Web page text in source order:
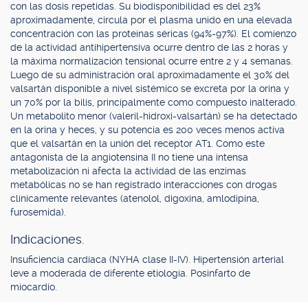
con las dosis repetidas. Su biodisponibilidad es del 23%
aproximadamente, circula por el plasma unido en una elevada
concentración con las proteínas séricas (94%-97%). El comienzo
de la actividad antihipertensiva ocurre dentro de las 2 horas y
la máxima normalización tensional ocurre entre 2 y 4 semanas.
Luego de su administración oral aproximadamente el 30% del
valsartán disponible a nivel sistémico se excreta por la orina y
un 70% por la bilis, principalmente como compuesto inalterado.
Un metabolito menor (valeril-hidroxi-valsartán) se ha detectado
en la orina y heces, y su potencia es 200 veces menos activa
que el valsartán en la unión del receptor AT1. Como este
antagonista de la angiotensina II no tiene una intensa
metabolización ni afecta la actividad de las enzimas
metabólicas no se han registrado interacciones con drogas
clínicamente relevantes (atenolol, digoxina, amlodipina,
furosemida).
Indicaciones.
Insuficiencia cardíaca (NYHA clase II-IV). Hipertensión arterial
leve a moderada de diferente etiología. Posinfarto de
miocardio.